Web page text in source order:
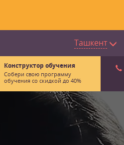
Ташкент
Конструктор обучения
Собери свою программу
обучения со скидкой до 40%